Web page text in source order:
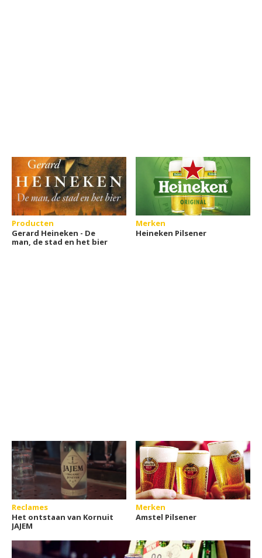
Producten
Gerard Heineken - De
man, de stad en het bier
Merken
Heineken Pilsener
Reclames
Het ontstaan van Kornuit
JAJEM
Merken
Amstel Pilsener